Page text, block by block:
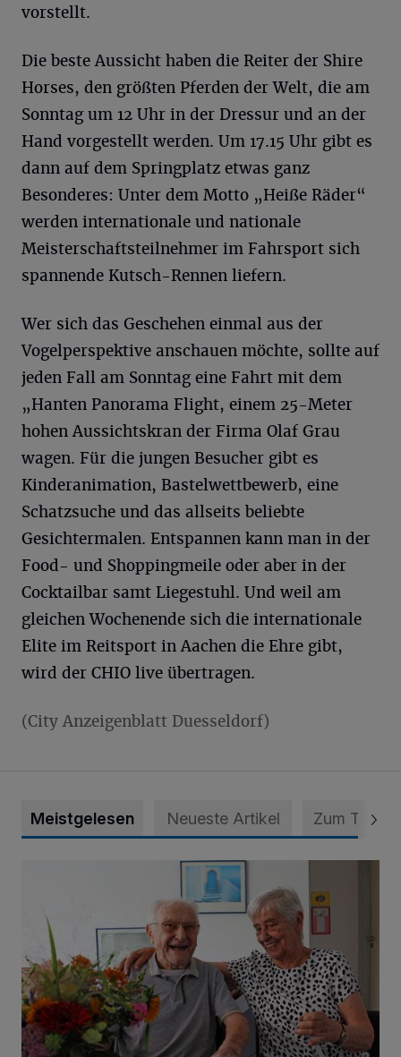
vorstellt.
Die beste Aussicht haben die Reiter der Shire
Horses, den größten Pferden der Welt, die am
Sonntag um 12 Uhr in der Dressur und an der
Hand vorgestellt werden. Um 17.15 Uhr gibt es
dann auf dem Springplatz etwas ganz
Besonderes: Unter dem Motto „Heiße Räder“
werden internationale und nationale
Meisterschaftsteilnehmer im Fahrsport sich
spannende Kutsch-Rennen liefern.
Wer sich das Geschehen einmal aus der
Vogelperspektive anschauen möchte, sollte auf
jeden Fall am Sonntag eine Fahrt mit dem
„Hanten Panorama Flight, einem 25-Meter
hohen Aussichtskran der Firma Olaf Grau
wagen. Für die jungen Besucher gibt es
Kinderanimation, Bastelwettbewerb, eine
Schatzsuche und das allseits beliebte
Gesichtermalen. Entspannen kann man in der
Food- und Shoppingmeile oder aber in der
Cocktailbar samt Liegestuhl. Und weil am
gleichen Wochenende sich die internationale
Elite im Reitsport in Aachen die Ehre gibt,
wird der CHIO live übertragen.
(City Anzeigenblatt Duesseldorf)
Meistgelesen Neueste Artikel Zum Thema
„Wir waren uns eigentlich nie böse“